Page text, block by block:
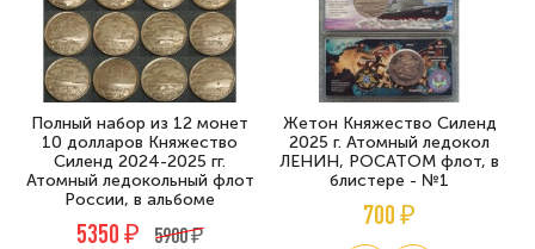
Полный набор из 12 монет
10 долларов Княжество
Силенд 2024-2025 гг.
Атомный ледокольный флот
России, в альбоме
5350 ₽ 5900 ₽
Жетон Княжество Силенд
2025 г. Атомный ледокол
ЛЕНИН, РОСАТОМ флот, в
блистере - №1
700 ₽